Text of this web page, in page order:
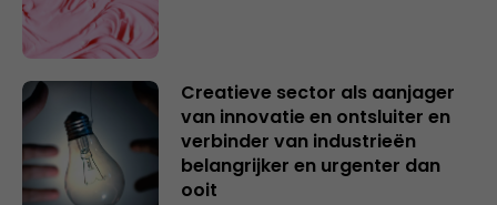
Creatieve sector als aanjager
van innovatie en ontsluiter en
verbinder van industrieën
belangrijker en urgenter dan
ooit